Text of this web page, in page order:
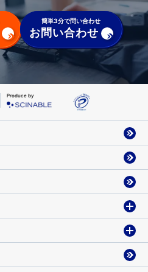
簡単3分で問い合わせ
お問い合わせ
Produce by